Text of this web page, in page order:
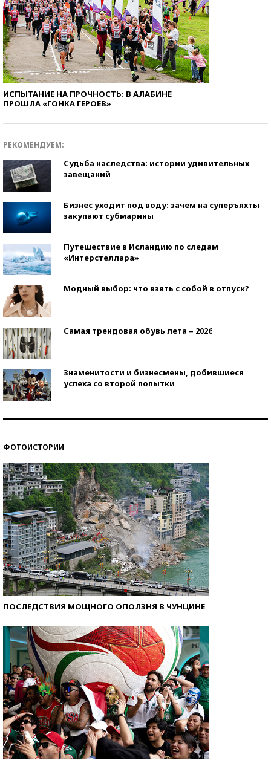
ИСПЫТАНИЕ НА ПРОЧНОСТЬ: В АЛАБИНЕ
ПРОШЛА «ГОНКА ГЕРОЕВ»
РЕКОМЕНДУЕМ:
Судьба наследства: истории удивительных
завещаний
Бизнес уходит под воду: зачем на суперъяхты
закупают субмарины
Путешествие в Исландию по следам
«Интерстеллара»
Модный выбор: что взять с собой в отпуск?
Самая трендовая обувь лета – 2026
Знаменитости и бизнесмены, добившиеся
успеха со второй попытки
ФОТОИСТОРИИ
ПОСЛЕДСТВИЯ МОЩНОГО ОПОЛЗНЯ В ЧУНЦИНЕ